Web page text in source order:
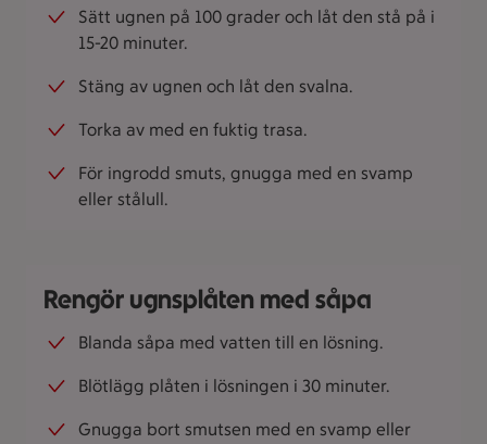
Sätt ugnen på 100 grader och låt den stå på i
15-20 minuter.
Stäng av ugnen och låt den svalna.
Torka av med en fuktig trasa.
För ingrodd smuts, gnugga med en svamp
eller stålull.
Rengör ugnsplåten med såpa
Blanda såpa med vatten till en lösning.
Blötlägg plåten i lösningen i 30 minuter.
Gnugga bort smutsen med en svamp eller